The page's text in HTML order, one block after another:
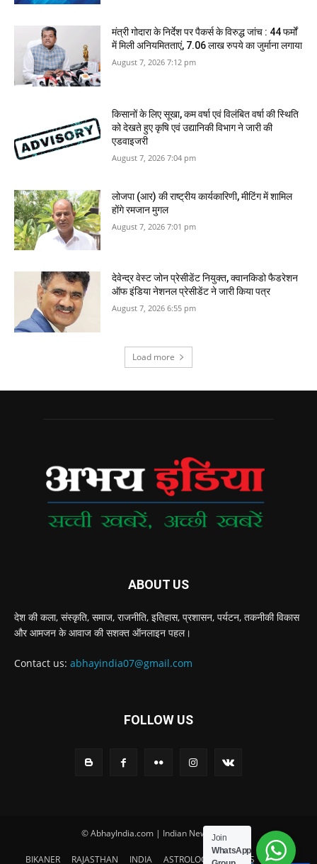
मंत्री गोदारा के निर्देश पर पैकर्स के विरुद्ध जांच : 44 फर्मों
में मिली अनियमितताएं, 7.06 लाख रुपये का जुर्माना लगाया
August 7, 2026 7:12 pm
किसानों के लिए सूखा, कम वर्षा एवं विलंबित वर्षा की स्थिति
को देखते हुए कृषि एवं उद्यानिकी विभाग ने जारी की
एडवाइजरी
August 7, 2026 7:04 pm
लोजपा (आर) की राष्ट्रीय कार्यकारिणी, मीटिंग में शामिल
होंगे रमजान मुगल
August 7, 2026 7:01 pm
देवेन्द्र वेस्ट जोन प्रेसीडेंट नियुक्त, क्वानकिडो फैडरेशन
ऑफ इंडिया नेशनल प्रेसीडेंट ने जारी किया पत्र
August 7, 2026 6:55 pm
Load more
ABOUT US
देश की कला, संस्‍कृति, समाज, राजनीति, इतिहास, प्रशासन, पर्यटन, तकनीकी विकास
और आमजन के आवाज की सशक्‍त ऑनलाइन पहल।
Contact us: abhayindia07@gmail.com
FOLLOW US
© AbhayIndia.com | Indian News Portal
BIKANER RAJASTHAN INDIA ASTROLOGY SPORTS
Join
WhatsApp